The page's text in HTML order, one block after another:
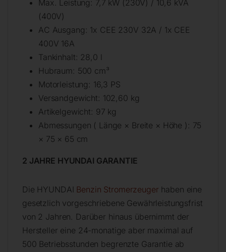
Max. Leistung: 7,7 kW (230V) / 10,6 kVA
(400V)
AC Ausgang: 1x CEE 230V 32A / 1x CEE
400V 16A
Tankinhalt: 28,0 l
Hubraum: 500 cm³
Motorleistung: 16,3 PS
Versandgewicht: 102,60 kg
Artikelgewicht: 97 kg
Abmessungen ( Länge × Breite × Höhe ): 75
× 75 × 65 cm
2 JAHRE HYUNDAI GARANTIE
Die HYUNDAI Benzin Stromerzeuger haben eine
gesetzlich vorgeschriebene Gewährleistungsfrist
von 2 Jahren. Darüber hinaus übernimmt der
Hersteller eine 24-monatige aber maximal auf
500 Betriebsstunden begrenzte Garantie ab